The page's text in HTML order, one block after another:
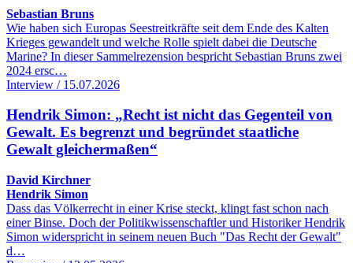
Sebastian Bruns
Wie haben sich Europas Seestreitkräfte seit dem Ende des Kalten
Krieges gewandelt und welche Rolle spielt dabei die Deutsche
Marine? In dieser Sammelrezension bespricht Sebastian Bruns zwei
2024 ersc…
Interview / 15.07.2026
Hendrik Simon: „Recht ist nicht das Gegenteil von
Gewalt. Es begrenzt und begründet staatliche
Gewalt gleichermaßen“
David Kirchner
Hendrik Simon
Dass das Völkerrecht in einer Krise steckt, klingt fast schon nach
einer Binse. Doch der Politikwissenschaftler und Historiker Hendrik
Simon widerspricht in seinem neuen Buch "Das Recht der Gewalt"
d…